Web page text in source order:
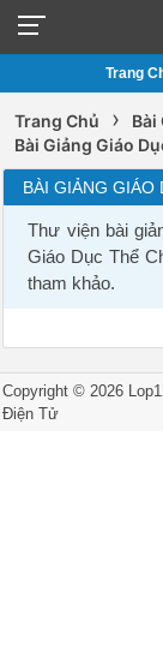
Trang
Trang Chủ › Bài
Bài Giảng Giáo
BÀI GIẢNG GIÁO
Thư viện bài
Giáo Dục Thể
tham khảo.
Copyright © 2026
Điện Tử